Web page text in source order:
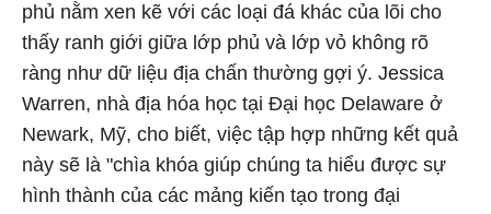
phủ nằm xen kẽ với các loại đá khác của lõi cho
thấy ranh giới giữa lớp phủ và lớp vỏ không rõ
ràng như dữ liệu địa chấn thường gợi ý. Jessica
Warren, nhà địa hóa học tại Đại học Delaware ở
Newark, Mỹ, cho biết, việc tập hợp những kết quả
này sẽ là "chìa khóa giúp chúng ta hiểu được sự
hình thành của các mảng kiến tạo trong đại